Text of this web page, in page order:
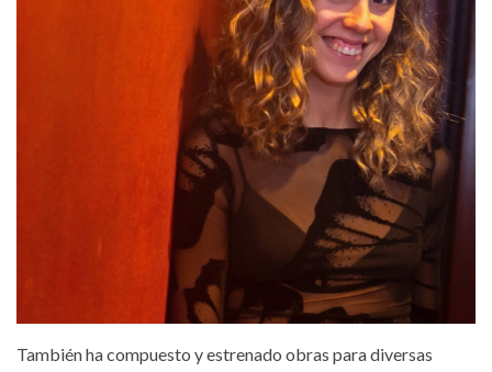
También ha compuesto y estrenado obras para diversas